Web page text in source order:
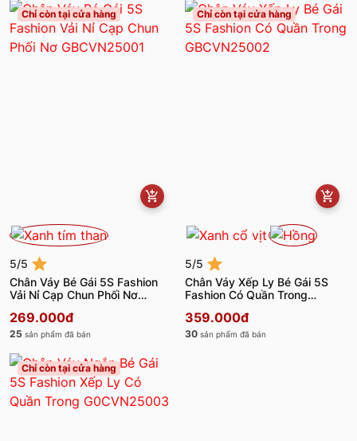
Chỉ còn tại cửa hàng
5/5
Chân Váy Bé Gái 5S Fashion
Vải Nỉ Cạp Chun Phối Nơ
269.000đ
25 sản phẩm đã bán
Chỉ còn tại cửa hàng
5/5
Chân Váy Xếp Ly Bé Gái 5S
Fashion Có Quần Trong
359.000đ
30 sản phẩm đã bán
Chỉ còn tại cửa hàng